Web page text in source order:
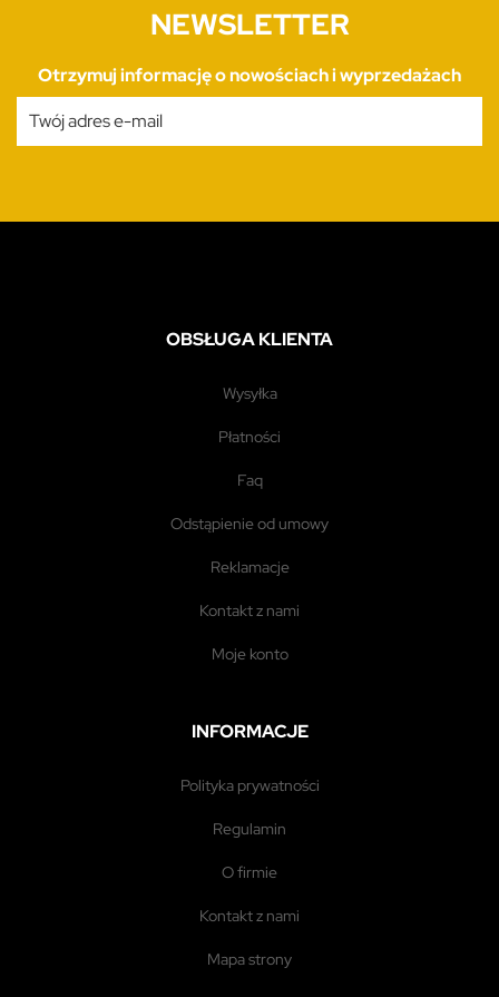
NEWSLETTER
Otrzymuj informację o nowościach i wyprzedażach
OBSŁUGA KLIENTA
wysyłka
płatności
faq
odstąpienie od umowy
reklamacje
kontakt z nami
moje konto
INFORMACJE
polityka prywatności
regulamin
o firmie
kontakt z nami
mapa strony